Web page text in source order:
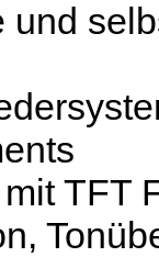
und
TFT